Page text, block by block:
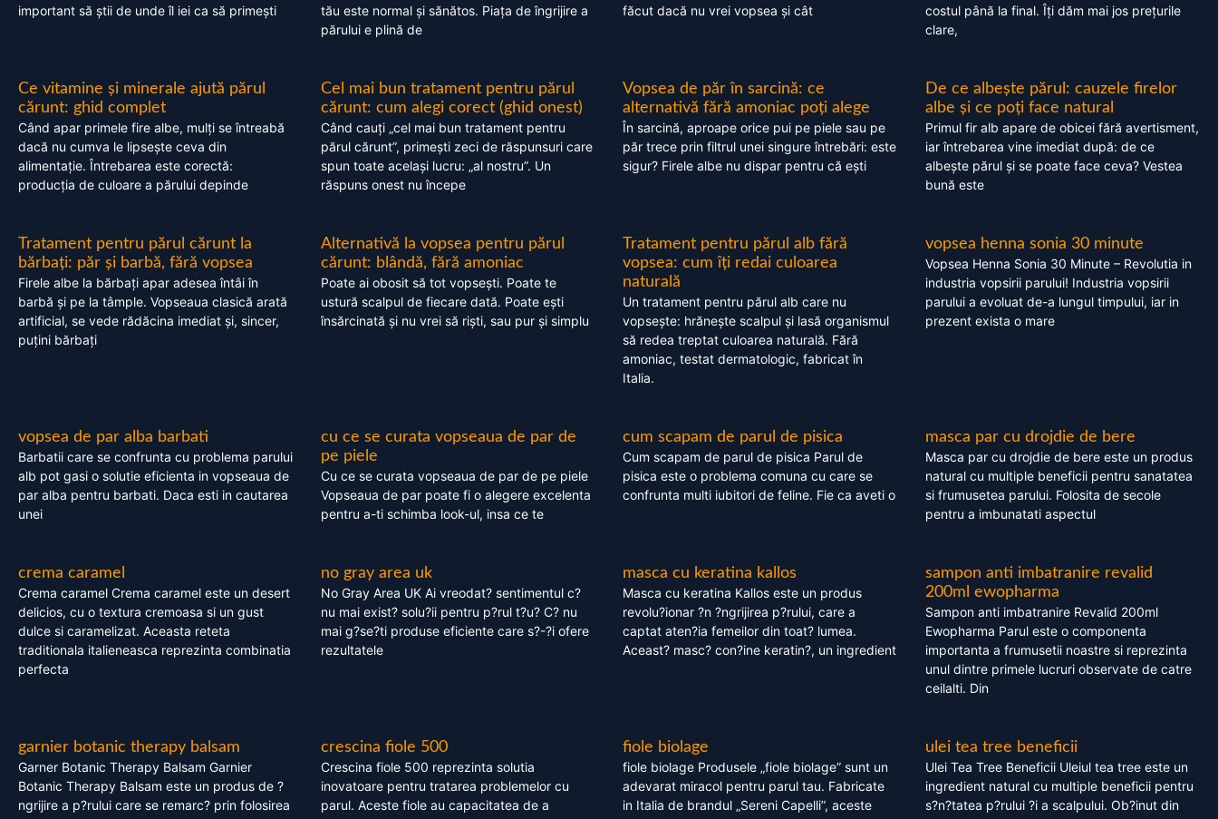
important să știi de unde îl iei ca să primești
tău este normal și sănătos. Piața de îngrijire a
părului e plină de
făcut dacă nu vrei vopsea și cât
costul până la final. Îți dăm mai jos prețurile
clare,
Ce vitamine și minerale ajută părul
cărunt: ghid complet
Când apar primele fire albe, mulți se întreabă
dacă nu cumva le lipsește ceva din
alimentație. Întrebarea este corectă:
producția de culoare a părului depinde
Cel mai bun tratament pentru părul
cărunt: cum alegi corect (ghid onest)
Când cauți „cel mai bun tratament pentru
părul cărunt”, primești zeci de răspunsuri care
spun toate același lucru: „al nostru”. Un
răspuns onest nu începe
Vopsea de păr în sarcină: ce
alternativă fără amoniac poți alege
În sarcină, aproape orice pui pe piele sau pe
păr trece prin filtrul unei singure întrebări: este
sigur? Firele albe nu dispar pentru că ești
De ce albește părul: cauzele firelor
albe și ce poți face natural
Primul fir alb apare de obicei fără avertisment,
iar întrebarea vine imediat după: de ce
albește părul și se poate face ceva? Vestea
bună este
Tratament pentru părul cărunt la
bărbați: păr și barbă, fără vopsea
Firele albe la bărbați apar adesea întâi în
barbă și pe la tâmple. Vopseaua clasică arată
artificial, se vede rădăcina imediat și, sincer,
puțini bărbați
Alternativă la vopsea pentru părul
cărunt: blândă, fără amoniac
Poate ai obosit să tot vopsești. Poate te
ustură scalpul de fiecare dată. Poate ești
însărcinată și nu vrei să riști, sau pur și simplu
Tratament pentru părul alb fără
vopsea: cum îți redai culoarea
naturală
Un tratament pentru părul alb care nu
vopsește: hrănește scalpul și lasă organismul
să redea treptat culoarea naturală. Fără
amoniac, testat dermatologic, fabricat în
Italia.
vopsea henna sonia 30 minute
Vopsea Henna Sonia 30 Minute – Revolutia in
industria vopsirii parului! Industria vopsirii
parului a evoluat de-a lungul timpului, iar in
prezent exista o mare
vopsea de par alba barbati
Barbatii care se confrunta cu problema parului
alb pot gasi o solutie eficienta in vopseaua de
par alba pentru barbati. Daca esti in cautarea
unei
cu ce se curata vopseaua de par de
pe piele
Cu ce se curata vopseaua de par de pe piele
Vopseaua de par poate fi o alegere excelenta
pentru a-ti schimba look-ul, insa ce te
cum scapam de parul de pisica
Cum scapam de parul de pisica Parul de
pisica este o problema comuna cu care se
confrunta multi iubitori de feline. Fie ca aveti o
masca par cu drojdie de bere
Masca par cu drojdie de bere este un produs
natural cu multiple beneficii pentru sanatatea
si frumusetea parului. Folosita de secole
pentru a imbunatati aspectul
crema caramel
Crema caramel Crema caramel este un desert
delicios, cu o textura cremoasa si un gust
dulce si caramelizat. Aceasta reteta
traditionala italieneasca reprezinta combinatia
perfecta
no gray area uk
No Gray Area UK Ai vreodat? sentimentul c?
nu mai exist? solu?ii pentru p?rul t?u? C? nu
mai g?se?ti produse eficiente care s?-?i ofere
rezultatele
masca cu keratina kallos
Masca cu keratina Kallos este un produs
revolu?ionar ?n ?ngrijirea p?rului, care a
captat aten?ia femeilor din toat? lumea.
Aceast? masc? con?ine keratin?, un ingredient
sampon anti imbatranire revalid
200ml ewopharma
Sampon anti imbatranire Revalid 200ml
Ewopharma Parul este o componenta
importanta a frumusetii noastre si reprezinta
unul dintre primele lucruri observate de catre
ceilalti. Din
garnier botanic therapy balsam
Garner Botanic Therapy Balsam Garnier
Botanic Therapy Balsam este un produs de ?
ngrijire a p?rului care se remarc? prin folosirea
crescina fiole 500
Crescina fiole 500 reprezinta solutia
inovatoare pentru tratarea problemelor cu
parul. Aceste fiole au capacitatea de a
fiole biolage
fiole biolage Produsele „fiole biolage” sunt un
adevarat miracol pentru parul tau. Fabricate
in Italia de brandul „Sereni Capelli”, aceste
ulei tea tree beneficii
Ulei Tea Tree Beneficii Uleiul tea tree este un
ingredient natural cu multiple beneficii pentru
s?n?tatea p?rului ?i a scalpului. Ob?inut din